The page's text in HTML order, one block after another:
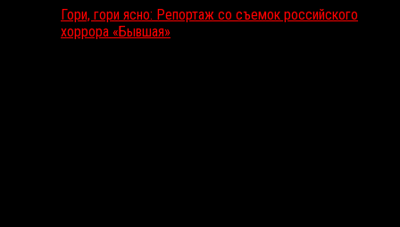
Гори, гори ясно: Репортаж со съемок российского
хоррора «Бывшая»